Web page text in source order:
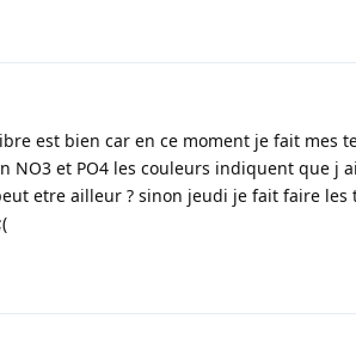
est bien car en ce moment je fait mes
NO3 et PO4 les couleurs indiquent que j
etre ailleur ? sinon jeudi je fait faire les